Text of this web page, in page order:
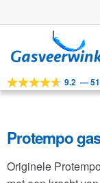
door
navigatie
naar
inhoud
Tools
Toepassingen
Klantenservice
9.2 —
Protempo
Originele